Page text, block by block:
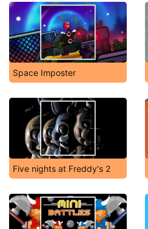
Space Imposter
Five nights at Freddy's 2